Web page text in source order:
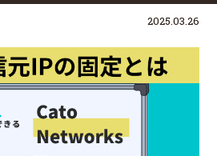
2025.03.26